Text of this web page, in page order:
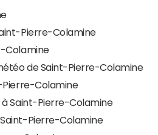
Pierre-Colamine
Colamine
de Saint-Pierre-Colamine
Pierre-Colamine
Saint-Pierre-Colamine
Pierre-Colamine